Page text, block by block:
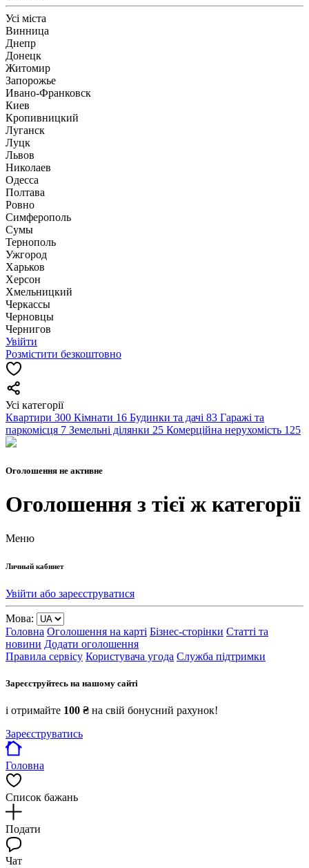
Усі міста
Винница
Днепр
Донецк
Житомир
Запорожье
Ивано-Франковск
Киев
Кропивницкий
Луганск
Луцк
Львов
Николаев
Одесса
Полтава
Ровно
Симферополь
Сумы
Тернополь
Ужгород
Харьков
Херсон
Хмельницкий
Черкассы
Чернoвцы
Чернигов
Увійти
Розмістити безкоштовно
Усі категорії
Квартири 300 Кімнати 16 Будинки та дачі 83 Гаражі та
паркомісця 7 Земельні ділянки 25 Комерційна нерухомість 125
Оголошення не активне
Оголошення з тієї ж категорії
Меню
Личный кабинет
Увійти або зареєструватися
Мова:
Головна Оголошення на карті Бізнес-сторінки Статті та
новини Додати оголошення
Правила сервісу Користувача угода Служба підтримки
Зареєструйтесь на нашому сайті
і отримайте 100 ₴ на свій бонусний рахунок!
Зареєструватись
Головна
Список бажань
Подати
Чат